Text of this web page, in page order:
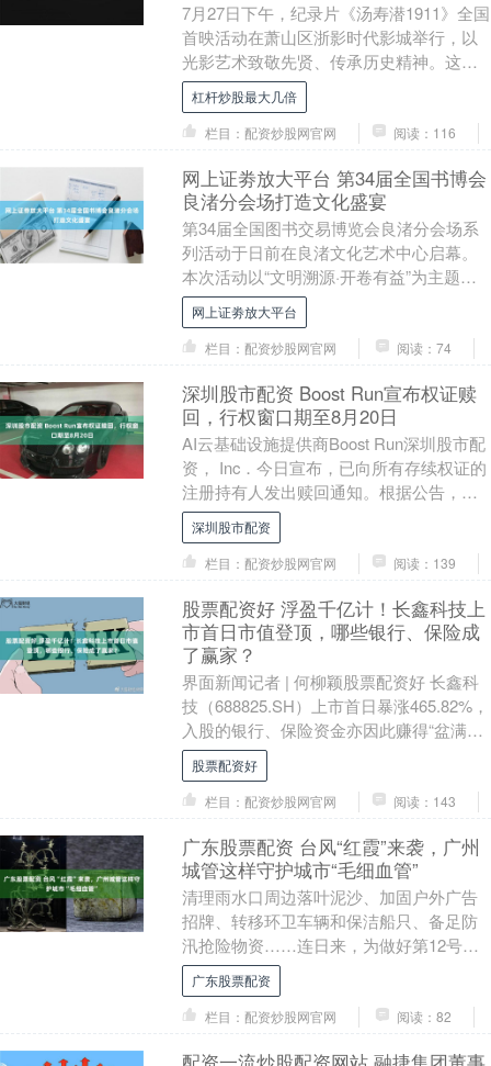
7月27日下午，纪录片《汤寿潜1911》全国
首映活动在萧山区浙影时代影城举行，以
光影艺术致敬先贤、传承历史精神。这也
是浙江首部AIGC剧情式纪录片。 汤寿潜原
名....
杠杆炒股最大几倍
栏目：配资炒股网官网
阅读：116
网上证劵放大平台 第34届全国书博会
良渚分会场打造文化盛宴
第34届全国图书交易博览会良渚分会场系
列活动于日前在良渚文化艺术中心启幕。
本次活动以“文明溯源·开卷有益”为主题，
联动良渚文化艺术中心、杭州国家版本
馆、良渚博物....
网上证劵放大平台
栏目：配资炒股网官网
阅读：74
深圳股市配资 Boost Run宣布权证赎
回，行权窗口期至8月20日
AI云基础设施提供商Boost Run深圳股市配
资， Inc．今日宣布，已向所有存续权证的
注册持有人发出赎回通知。根据公告，公
司将于纽约时间2026年8月20日....
深圳股市配资
栏目：配资炒股网官网
阅读：139
股票配资好 浮盈千亿计！长鑫科技上
市首日市值登顶，哪些银行、保险成
了赢家？
界面新闻记者 | 何柳颖股票配资好 长鑫科
技（688825.SH）上市首日暴涨465.82%，
入股的银行、保险资金亦因此赚得“盆满钵
满”。 7月27日，长鑫科技....
股票配资好
栏目：配资炒股网官网
阅读：143
广东股票配资 台风“红霞”来袭，广州
城管这样守护城市“毛细血管”
清理雨水口周边落叶泥沙、加固户外广告
招牌、转移环卫车辆和保洁船只、备足防
汛抢险物资……连日来，为做好第12号台
风“红霞”防御保障工作，广州城管系统围绕
“雨前排险....
广东股票配资
栏目：配资炒股网官网
阅读：82